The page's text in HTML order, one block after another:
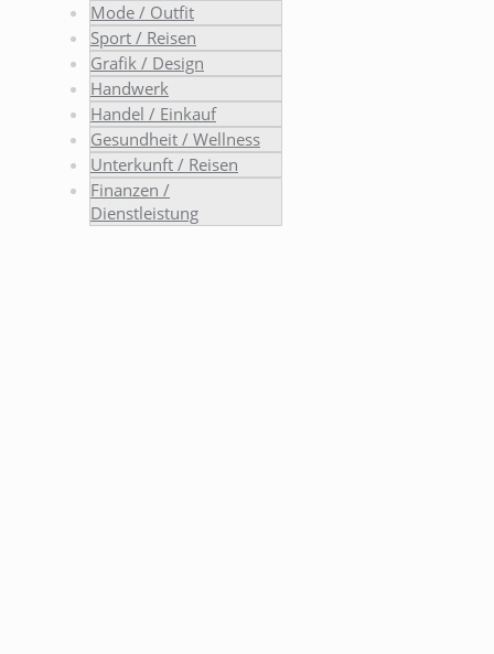
Mode / Outfit
Sport / Reisen
Grafik / Design
Handwerk
Handel / Einkauf
Gesundheit / Wellness
Unterkunft / Reisen
Finanzen /
Dienstleistung